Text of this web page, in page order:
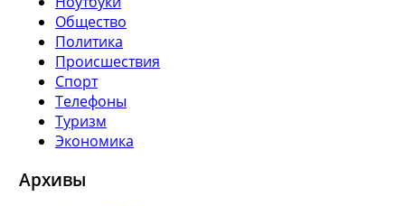
Общество
Политика
Происшествия
Спорт
Телефоны
Туризм
Экономика
Архивы